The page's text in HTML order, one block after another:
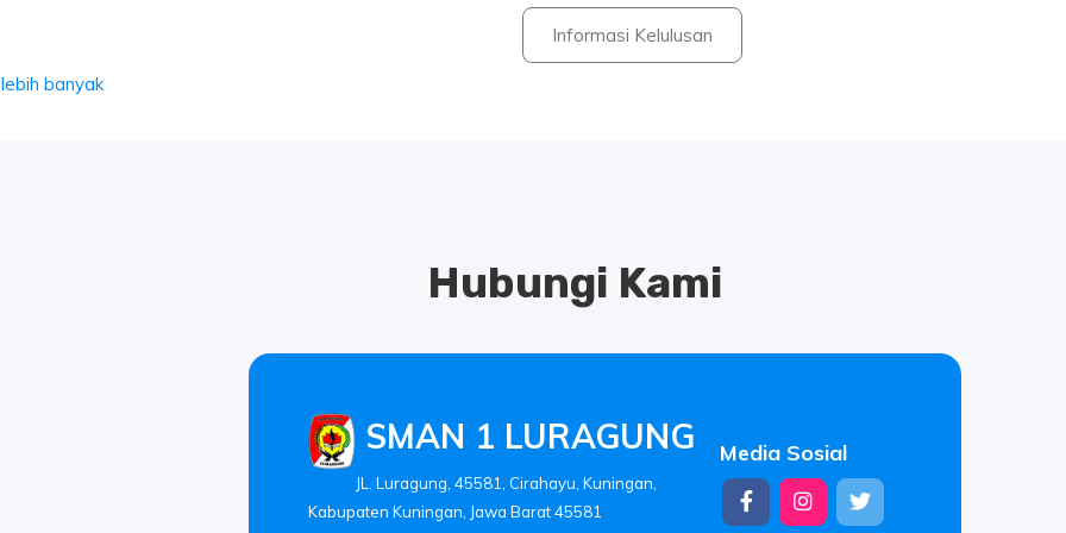
banyak
Informasi Kelulusan
Hubungi Kami
SMAN 1 LURAGUNG
JL. Luragung, 45581, Cirahayu, Kuningan,
Kabupaten Kuningan, Jawa Barat 45581
Media Sosial